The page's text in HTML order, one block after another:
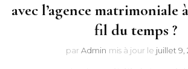
avec l’agence matrimoniale
fil du temps ?
par Admin mis à jour le juillet 9,